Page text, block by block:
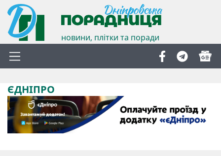
новини, плітки та поради
ЄДНІПРО